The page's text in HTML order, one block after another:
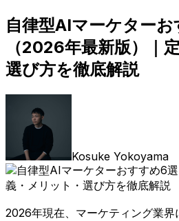
自律型AIマーケター
（2026年最新版）｜
選び方を徹底解説
Kosuke Yokoyama
2026年現在、マーケティング業界